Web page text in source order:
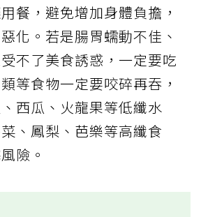
餐，避免增加身體負擔，
化。若是腸胃蠕動不佳、
不了美食誘惑，一定要吃
等食物一定要咬碎再吞，
西瓜、火龍果等低纖水
、鳳梨、芭樂等高纖食
險。